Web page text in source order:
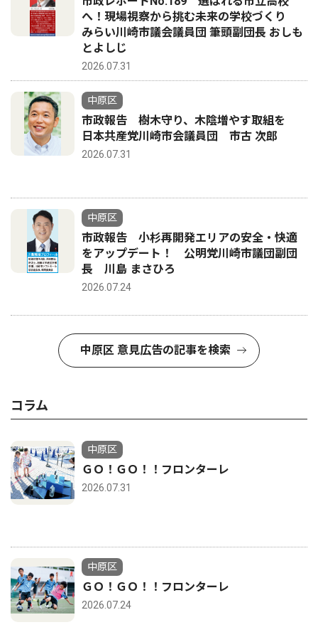
へ！現場視察から挑む未来の学校づくり
みらい川崎市議会議員団 筆頭副団長 おしも
とよしじ
2026.07.31
中原区
市政報告 樹木守り、木陰増やす取組を
日本共産党川崎市会議員団 市古 次郎
2026.07.31
中原区
市政報告 小杉再開発エリアの安全・快適
をアップデート！ 公明党川崎市議団副団
長 川島 まさひろ
2026.07.24
中原区 意見広告の記事を検索
コラム
中原区
ＧＯ！ＧＯ！！フロンターレ
2026.07.31
中原区
ＧＯ！ＧＯ！！フロンターレ
2026.07.24